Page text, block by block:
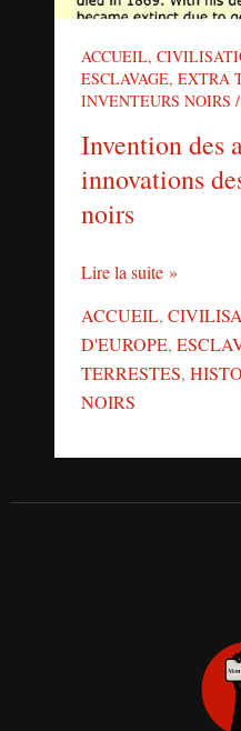
ACCUEIL,
ESCLAVAGE, EXTRA
INVENTEURS NOIRS /
Invention des
innovations
noirs
Lire la suite »
ACCUEIL,
D'EUROPE,
TERRESTES,
NOIRS